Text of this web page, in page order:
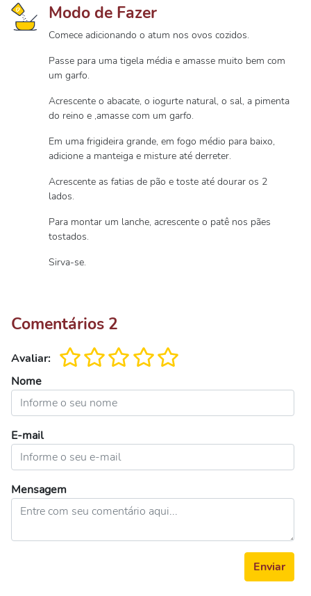
Modo de Fazer
Comece adicionando o atum nos ovos cozidos.
Passe para uma tigela média e amasse muito bem com
um garfo.
Acrescente o abacate, o iogurte natural, o sal, a pimenta
do reino e ,amasse com um garfo.
Em uma frigideira grande, em fogo médio para baixo,
adicione a manteiga e misture até derreter.
Acrescente as fatias de pão e toste até dourar os 2
lados.
Para montar um lanche, acrescente o patê nos pães
tostados.
Sirva-se.
Comentários 2
Avaliar:
Nome
E-mail
Mensagem
Enviar